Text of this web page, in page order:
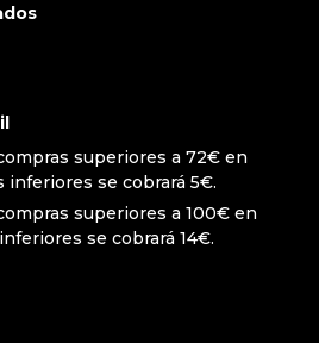
superiores a 72€ en
inferiores se cobrará 5€.
superiores a 100€ en
se cobrará 14€.